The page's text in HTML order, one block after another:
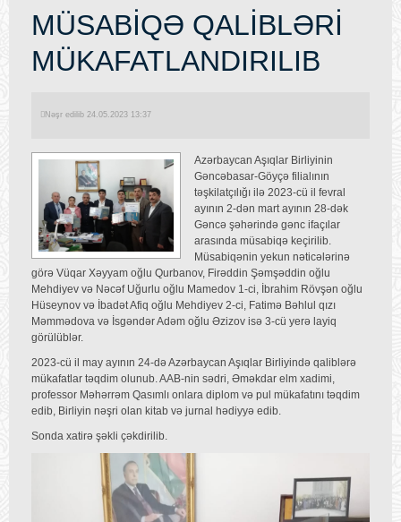
MÜSABİQƏ QALİBLƏRİ
MÜKAFATLANDIRILIB
Nəşr edilib 24.05.2023 13:37
Azərbaycan Aşıqlar Birliyinin
Gəncəbasar-Göyçə filialının
təşkilatçılığı ilə 2023-cü il fevral
ayının 2-dən mart ayının 28-dək
Gəncə şəhərində gənc ifaçılar
arasında müsabiqə keçirilib.
Müsabiqənin yekun nəticələrinə
görə Vüqar Xəyyam oğlu Qurbanov, Firəddin Şəmşəddin oğlu
Mehdiyev və Nəcəf Uğurlu oğlu Mamedov 1-ci, İbrahim Rövşən oğlu
Hüseynov və İbadət Afiq oğlu Mehdiyev 2-ci, Fatimə Bəhlul qızı
Məmmədova və İsgəndər Adəm oğlu Əzizov isə 3-cü yerə layiq
görülüblər.
2023-cü il may ayının 24-də Azərbaycan Aşıqlar Birliyində qaliblərə
mükafatlar təqdim olunub. AAB-nin sədri, Əməkdar elm xadimi,
professor Məhərrəm Qasımlı onlara diplom və pul mükafatını təqdim
edib, Birliyin nəşri olan kitab və jurnal hədiyyə edib.
Sonda xatirə şəkli çəkdirilib.